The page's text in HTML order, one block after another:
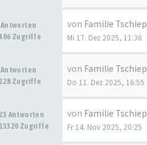
Antworten
Zugriffe
von Familie Tschiep
Mi 17. Dez 2025, 11:36
Antworten
Zugriffe
von Familie Tschiep
Do 11. Dez 2025, 16:55
Antworten
Zugriffe
von Familie Tschiep
Fr 14. Nov 2025, 20:25